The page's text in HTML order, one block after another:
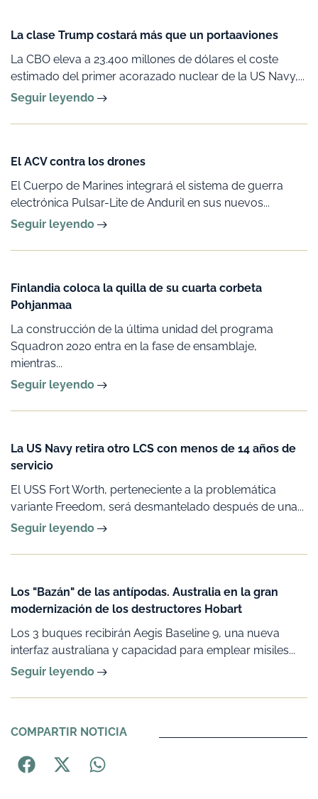
La clase Trump costará más que un portaaviones
La CBO eleva a 23.400 millones de dólares el coste
estimado del primer acorazado nuclear de la US Navy,...
Seguir leyendo
El ACV contra los drones
El Cuerpo de Marines integrará el sistema de guerra
electrónica Pulsar-Lite de Anduril en sus nuevos...
Seguir leyendo
Finlandia coloca la quilla de su cuarta corbeta
Pohjanmaa
La construcción de la última unidad del programa
Squadron 2020 entra en la fase de ensamblaje,
mientras...
Seguir leyendo
La US Navy retira otro LCS con menos de 14 años de
servicio
El USS Fort Worth, perteneciente a la problemática
variante Freedom, será desmantelado después de una...
Seguir leyendo
Los "Bazán" de las antípodas. Australia en la gran
modernización de los destructores Hobart
Los 3 buques recibirán Aegis Baseline 9, una nueva
interfaz australiana y capacidad para emplear misiles...
Seguir leyendo
COMPARTIR NOTICIA